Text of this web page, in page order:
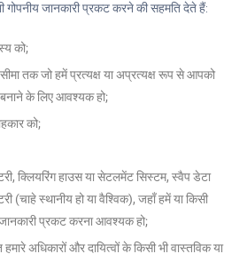
गोपनीय जानकारी प्रकट करने की सहमति देते हैं:
को;
सीमा तक जो हमें प्रत्यक्ष या अप्रत्यक्ष रूप से आपको
के लिए आवश्यक हो;
को;
क्लियरिंग हाउस या सेटलमेंट सिस्टम, स्वैप डेटा
(चाहे स्थानीय हो या वैश्विक), जहाँ हमें या किसी
जानकारी प्रकट करना आवश्यक हो;
अधिकारों और दायित्वों के किसी भी वास्तविक या